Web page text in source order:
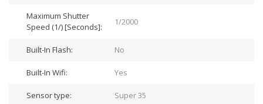
Maximum Shutter
Speed (1/) [Seconds]:
1/2000
Built-In Flash: No
Built-In Wifi: Yes
Sensor type: Super 35